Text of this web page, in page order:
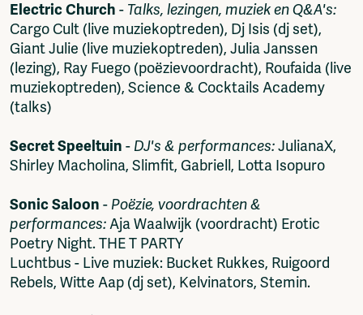
Electric Church - Talks, lezingen, muziek en Q&A's:
Cargo Cult (live muziekoptreden), Dj Isis (dj set),
Giant Julie (live muziekoptreden), Julia Janssen
(lezing), Ray Fuego (poëzievoordracht), Roufaida (live
muziekoptreden), Science & Cocktails Academy
(talks)
Secret Speeltuin - DJ's & performances:JulianaX,
Shirley Macholina, Slimfit, Gabriell, Lotta Isopuro
Sonic Saloon - Poëzie, voordrachten &
performances:Aja Waalwijk (voordracht) Erotic
Poetry Night. THE T PARTY
Luchtbus - Live muziek: Bucket Rukkes, Ruigoord
Rebels, Witte Aap (dj set), Kelvinators, Stemin.